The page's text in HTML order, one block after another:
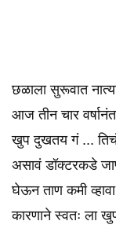
छळाला सुरूवात
आज तीन चार
खुप दुखतय गं ...
असावं डॉक्टरकडे
घेऊन ताण कमी
कारणाने स्वतः ला